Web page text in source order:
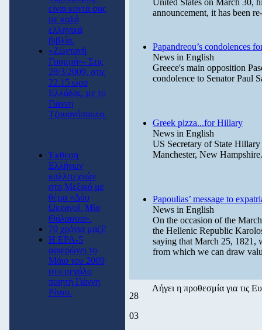
είναι κοντά σας
με καλά
ελληνικά
βιβλία.
«Ζωντανή
Γραμμή»- Στις
28/3/2009, στις
22.15 ώρα
Ελλάδας, με το
Γιάννη
Τζουανόπουλο.
Έκθεση
Ελλήνων
καλλιτεχνών
στο Μεξικό με
θέμα «Δύο
Ωκεανοί, Μία
Θάλασσα».
70 χρόνια μαζί!
Η ΕΡΑ-5
αφιερώνει το
Μάιο του 2009
στο μεγάλο
ποιητή Γιάννη
Ρίτσο.
United States on March 30,
announcement, it has been
Papandreou’s condolences
News in English
Greece's main opposition
condolence to Senator Paul
Greek pizza...for Hillary
News in English
US Secretary of State
Manchester, New Hampshire.
Papoulias’ message to
News in English
On the occasion of the
the Hellenic Republic
saying that March 25, 1821,
from which we can draw
28
03
Λήγει η προθεσμία για τις